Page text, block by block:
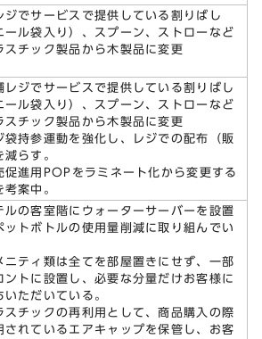
ジでサービスで提供している割りばし
ール袋入り）、スプーン、ストローなど
スチック製品から木製品に変更
レジでサービスで提供している割りばし
ール袋入り）、スプーン、ストローなど
スチック製品から木製品に変更
袋持参運動を強化し、レジでの配布（販
減らす。
促進用POPをラミネート化から変更する
考案中。
ルの客室階にウォーターサーバーを設置
ットボトルの使用量削減に取り組んでい
ニティ類は全てを部屋置きにせず、一部
ントに設置し、必要な分量だけお客様に
いただいている。
スチックの再利用として、商品購入の際
されているエアキャップを保管し、お客